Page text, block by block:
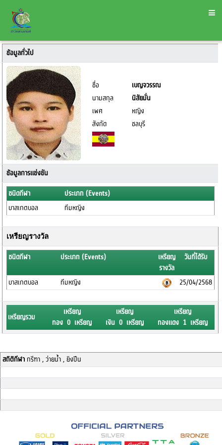
ข้อมูลทั่วไป
ชื่อ
เบญจวรรณ
นามสกุล
นิสัยมั่น
เพศ
หญิง
สังกัด
ชลบุรี
ข้อมูลการแข่งขัน
ชนิดกีฬา
ประเภท (Events)
บาสเกตบอล
ทีมหญิง
เหรียญรางวัล
ชนิดกีฬา ประเภท (Events)
เหรียญ
รางวัล
วันที่ได้รับ
บาสเกตบอล ทีมหญิง 25/04/2568
เหรียญรวม
เหรียญ
ทอง 0 เหรียญ
เหรียญ
เงิน 0 เหรียญ
เหรียญ
ทองแดง 1 เหรียญ
สถิติกีฬากรีฑา , ว่ายน้ำ , ยิงปืน